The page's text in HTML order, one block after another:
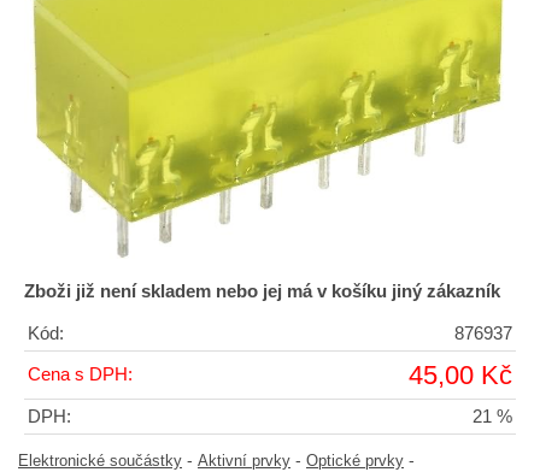
Zboži již není skladem nebo jej má v košíku jiný zákazník
Kód: 876937
Cena s DPH: 45,00 Kč
DPH: 21 %
Elektronické součástky - Aktivní prvky - Optické prvky -